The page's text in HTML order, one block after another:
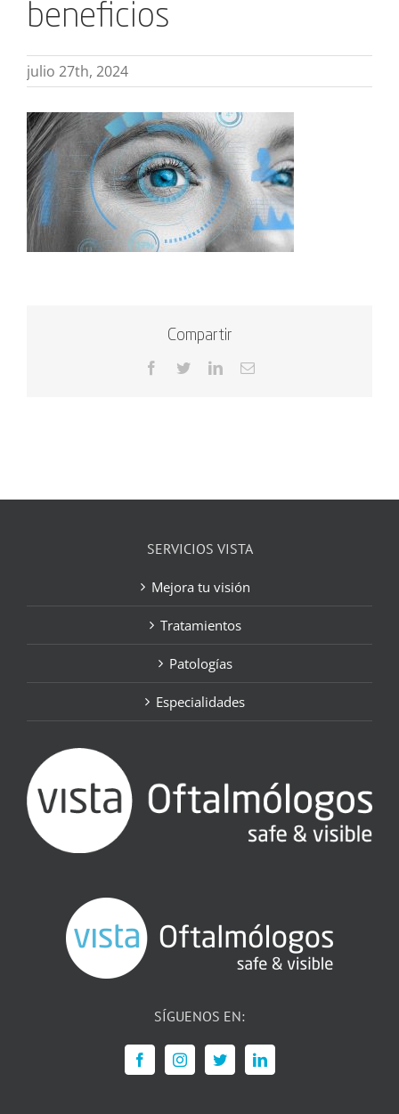
beneficios
julio 27th, 2024
Compartir
Facebook
TwitterLinkedInCorreo
SERVICIOS VISTA
Mejora tu visión
Tratamientos
Patologías
Especialidades
SÍGUENOS EN: